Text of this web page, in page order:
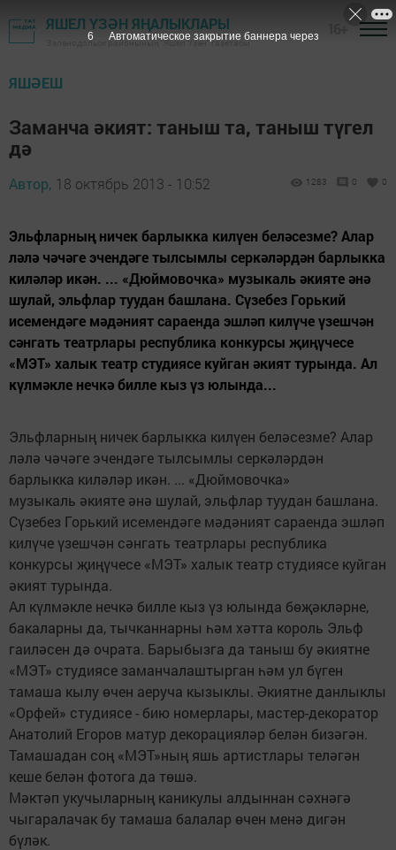
ЯШЕЛ ҮЗӘН ЯҢАЛЫКЛАРЫ
Зеленодольск районының "Яшел Үзән" газетасы
ЯШӘЕШ
Заманча әкият: таныш та, таныш түгел
дә
Автор, 18 октябрь 2013 - 10:52 1283 0 0
Эльфларның ничек барлыкка килүен беләсезме? Алар
ләлә чәчәге эчендәге тылсымлы серкәләрдән барлыкка
киләләр икән. ... «Дюймовочка» музыкаль әкияте әнә
шулай, эльфлар туудан башлана. Сүзебез Горький
исемендәге мәдәният сараенда эшләп килүче үзешчән
сәнгать театрлары республика конкурсы җиңүчесе
«МЭТ» халык театр студиясе куйган әкият турында. Ал
күлмәкле нечкә билле кыз үз юлында...
Эльфларның ничек барлыкка килүен беләсезме? Алар
ләлә чәчәге эчендәге тылсымлы серкәләрдән
барлыкка киләләр икән. ... «Дюймовочка»
музыкаль әкияте әнә шулай, эльфлар туудан башлана.
Сүзебез Горький исемендәге мәдәният сараенда эшләп
килүче үзешчән сәнгать театрлары республика
конкурсы җиңүчесе «МЭТ» халык театр студиясе куйган
әкият турында.
Ал күлмәкле нечкә билле кыз үз юлында бөҗәкләрне,
бакаларны да, тычканнарны һәм хәтта король Эльф
гаиләсен дә очрата. Барыбызга да таныш бу әкиятне
«МЭТ» студиясе заманчалаштырган һәм ул бүген
тамаша кылу өчен аеруча кызыклы. Әкиятне данлыклы
«Орфей» студиясе - бию номерлары, мастер-декоратор
Анатолий Егоров матур декорацияләр белән бизәгән.
Тамашадан соң «МЭТ»ның яшь артистлары теләгән
кеше белән фотога да төшә.
Мәктәп укучыларның каникулы алдыннан сәхнәгә
чыгаралачак бу тамаша балалар өчен менә дигән
бүләк.
5 Автоматическое закрытие баннера через